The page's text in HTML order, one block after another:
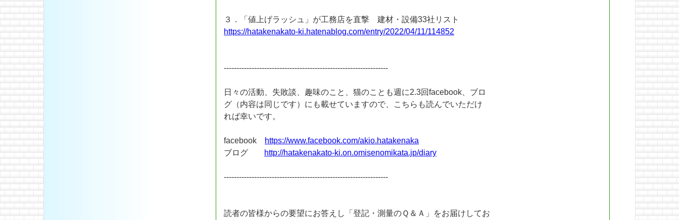
３．「値上げラッシュ」が工務店を直撃 建材・設備33社リスト
https://hatakenakato-ki.hatenablog.com/entry/2022/04/11/114852
-----------------------------------------------------------------
日々の活動、失敗談、趣味のこと、猫のことも週に2.3回facebook、ブロ
グ（内容は同じです）にも載せていますので、こちらも読んでいただけ
れば幸いです。
facebook
https://www.facebook.com/akio.hatakenaka
ブログ
http://hatakenakato-ki.on.omisenomikata.jp/diary
-----------------------------------------------------------------
読者の皆様からの要望にお答えし「登記・測量のＱ＆Ａ」をお届けしてお